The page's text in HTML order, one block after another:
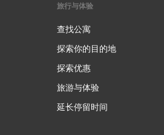
旅行与体验
查找公寓
探索你的目的地
探索优惠
旅游与体验
延长停留时间